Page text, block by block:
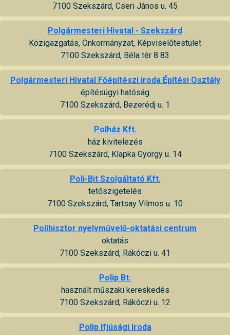
7100 Szekszárd, Cseri János u. 45
Polgármesteri Hivatal - Szekszárd
Közigazgatás, Önkormányzat, Képviselőtestület
7100 Szekszárd, Béla tér 8 83
Polgármesteri Hivatal Főépítészi iroda Építési Osztály
építésügyi hatóság
7100 Szekszárd, Bezerédj u. 1
Polház Kft.
ház kivitelezés
7100 Szekszárd, Klapka György u. 14
Poli-Bit Szolgáltató Kft.
tetőszigetelés
7100 Szekszárd, Tartsay Vilmos u. 10
Polihisztor nyelvművelő-oktatási centrum
oktatás
7100 Szekszárd, Rákóczi u. 41
Polip Bt.
használt műszaki kereskedés
7100 Szekszárd, Rákóczi u. 12
Polip Ifjúsági Iroda